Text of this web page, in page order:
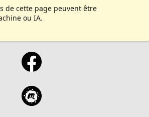
de cette page peuvent être
ou IA.